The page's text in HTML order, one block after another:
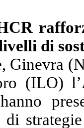
di
Ginevra
(ILO)
di